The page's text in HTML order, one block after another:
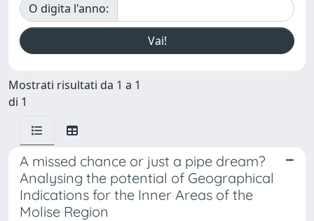
O digita l'anno:
Mostrati risultati da 1 a 1
di 1
A missed chance or just a pipe dream?
Analysing the potential of Geographical
Indications for the Inner Areas of the
Molise Region